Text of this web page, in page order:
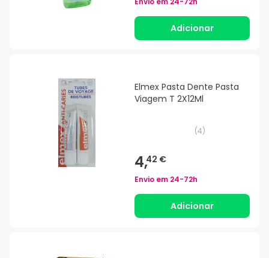
Adicionar
Elmex Pasta Dente Pasta
Viagem T 2X12Ml
(4)
4,42 €
Envio em 24-72h
Adicionar